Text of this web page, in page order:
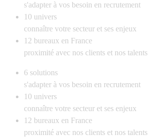
s'adapter à vos besoin en recrutement
10 univers
connaître votre secteur et ses enjeux
12 bureaux en France
proximité avec nos clients et nos talents
6 solutions
s'adapter à vos besoin en recrutement
10 univers
connaître votre secteur et ses enjeux
12 bureaux en France
proximité avec nos clients et nos talents